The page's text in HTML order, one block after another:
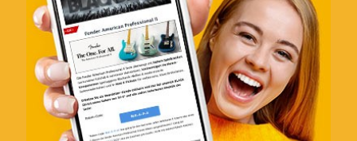
sind werde ich mir in naher Zukunft ein
zweites 640er ins Haus holen für XY/AB/ORTF
aufnahmen. Klare Kaufempfehlung!!!
Preis/Leistung
Verarbeitung